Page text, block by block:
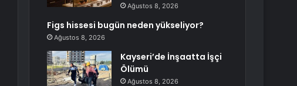
Ağustos 8, 2026
Figs hissesi bugün neden yükseliyor?
Ağustos 8, 2026
Kayseri’de İnşaatta İşçi
Ölümü
Ağustos 8, 2026